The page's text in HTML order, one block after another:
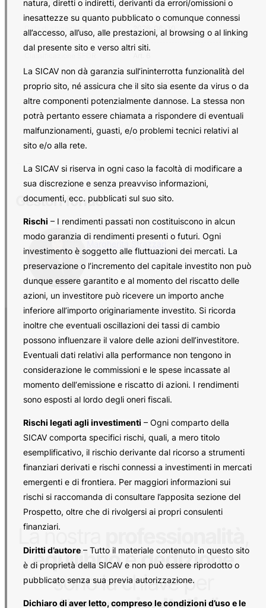
natura, diretti o indiretti, derivanti da errori/omissioni o
inesattezze su quanto pubblicato o comunque connessi
all’accesso, all’uso, alle prestazioni, al browsing o al linking
dal presente sito e verso altri siti.
La SICAV non dà garanzia sull’ininterrotta funzionalità del
proprio sito, né assicura che il sito sia esente da virus o da
altre componenti potenzialmente dannose. La stessa non
potrà pertanto essere chiamata a rispondere di eventuali
malfunzionamenti, guasti, e/o problemi tecnici relativi al
sito e/o alla rete.
La SICAV si riserva in ogni caso la facoltà di modificare a
sua discrezione e senza preavviso informazioni,
documenti, ecc. pubblicati sul suo sito.
Rischi– I rendimenti passati non costituiscono in alcun
modo garanzia di rendimenti presenti o futuri. Ogni
investimento è soggetto alle fluttuazioni dei mercati. La
preservazione o l’incremento del capitale investito non può
dunque essere garantito e al momento del riscatto delle
azioni, un investitore può ricevere un importo anche
inferiore all’importo originariamente investito. Si ricorda
inoltre che eventuali oscillazioni dei tassi di cambio
possono influenzare il valore delle azioni dell’investitore.
Eventuali dati relativi alla performance non tengono in
considerazione le commissioni e le spese incassate al
momento dell‘emissione e riscatto di azioni. I rendimenti
sono esposti al lordo degli oneri fiscali.
Rischi legati agli investimenti– Ogni comparto della
SICAV comporta specifici rischi, quali, a mero titolo
esemplificativo, il rischio derivante dal ricorso a strumenti
finanziari derivati e rischi connessi a investimenti in mercati
emergenti e di frontiera. Per maggiori informazioni sui
rischi si raccomanda di consultare l’apposita sezione del
Prospetto, oltre che di rivolgersi ai propri consulenti
finanziari.
Diritti d’autore– Tutto il materiale contenuto in questo sito
è di proprietà della SICAV e non può essere riprodotto o
pubblicato senza sua previa autorizzazione.
Dichiaro di aver letto, compreso le condizioni d’uso e le
Data di attivazione 2026-06-30
Frequenza sottoscrizione Giornaliero
Frequenza riscatto e DV Giornaliero
1.00%
Gestori fondo
Margherita Strazzari
La nostra
equilibrioededizione
sono la chiave per